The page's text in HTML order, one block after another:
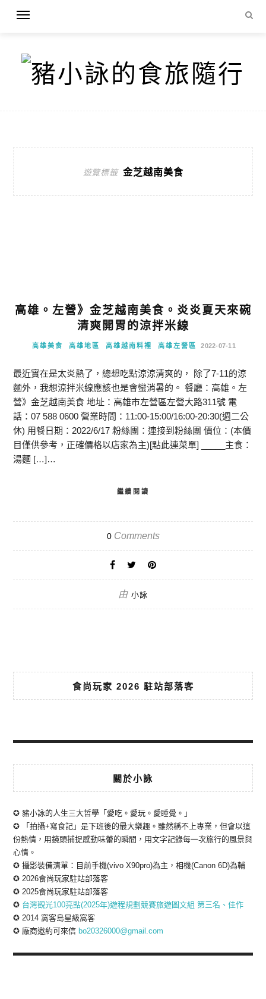
遊覽標籤 金芝越南美食
高雄。左營》金芝越南美食。炎炎夏天來碗
清爽開胃的涼拌米線
高雄美食 高雄地區 高雄越南料裡 高雄左營區 2022-07-11
最近實在是太炎熱了，總想吃點涼涼清爽的， 除了7-11的涼
麵外，我想涼拌米線應該也是會蠻消暑的。 餐廳：高雄。左
營》金芝越南美食 地址：高雄市左營區左營大路311號 電
話：07 588 0600 營業時間：11:00-15:00/16:00-20:30(週二公
休) 用餐日期：2022/6/17 粉絲團：連接到粉絲團 價位：(本價
目僅供參考，正確價格以店家為主)[點此連菜單] _____主食：
湯麵 […]…
繼續閱讀
0Comments
由 小詠
食尚玩家 2026 駐站部落客
關於小詠
✪ 豬小詠的人生三大哲學「愛吃。愛玩。愛睡覺。」
✪ 「拍攝+寫食記」是下班後的最大樂趣。雖然稱不上專業，但會以這
份熱情，用鏡頭捕捉感動味蕾的瞬間，用文字記錄每一次旅行的風景與
心情。
✪ 攝影裝備清單：目前手機(vivo X90pro)為主，相機(Canon 6D)為輔
✪ 2026食尚玩家駐站部落客
✪ 2025食尚玩家駐站部落客
✪ 台灣觀光100亮點(2025年)遊程規劃競賽旅遊圖文組 第三名、佳作
✪ 2014 窩客島星級窩客
✪ 廠商邀約可來信 bo20326000@gmail.com